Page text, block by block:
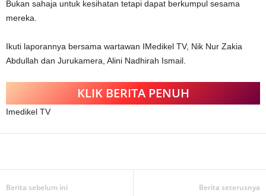
Bukan sahaja untuk kesihatan tetapi dapat berkumpul sesama
mereka.
Ikuti laporannya bersama wartawan IMedikel TV, Nik Nur Zakia
Abdullah dan Jurukamera, Alini Nadhirah Ismail.
KLIK BERITA PENUH
Imedikel TV
Berita sebelum ini Berita seterusnya